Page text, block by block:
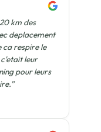
km des
deplacement
ca respire le
leur
pour leurs